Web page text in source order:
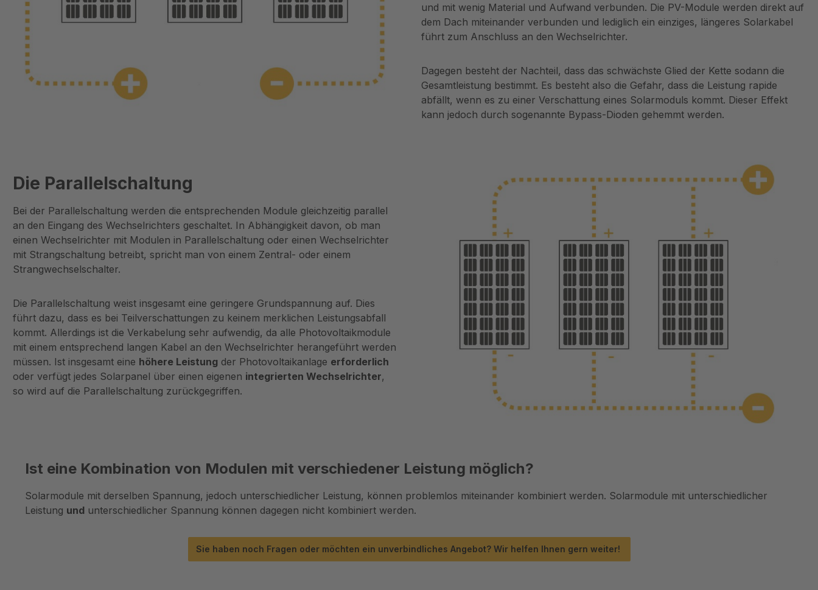
und mit wenig Material und Aufwand verbunden. Die PV-Module werden direkt auf
dem Dach miteinander verbunden und lediglich ein einziges, längeres Solarkabel
führt zum Anschluss an den Wechselrichter.
Dagegen besteht der Nachteil, dass das schwächste Glied der Kette sodann die
Gesamtleistung bestimmt. Es besteht also die Gefahr, dass die Leistung rapide
abfällt, wenn es zu einer Verschattung eines Solarmoduls kommt. Dieser Effekt
kann jedoch durch sogenannte Bypass-Dioden gehemmt werden.
Die Parallelschaltung
Bei der Parallelschaltung werden die entsprechenden Module gleichzeitig parallel
an den Eingang des Wechselrichters geschaltet. In Abhängigkeit davon, ob man
einen Wechselrichter mit Modulen in Parallelschaltung oder einen Wechselrichter
mit Strangschaltung betreibt, spricht man von einem Zentral- oder einem
Strangwechselschalter.
Die Parallelschaltung weist insgesamt eine geringere Grundspannung auf. Dies
führt dazu, dass es bei Teilverschattungen zu keinem merklichen Leistungsabfall
kommt. Allerdings ist die Verkabelung sehr aufwendig, da alle Photovoltaikmodule
mit einem entsprechend langen Kabel an den Wechselrichter herangeführt werden
müssen. Ist insgesamt eine höhere Leistung der Photovoltaikanlage erforderlich
oder verfügt jedes Solarpanel über einen eigenen integrierten Wechselrichter,
so wird auf die Parallelschaltung zurückgegriffen.
Ist eine Kombination von Modulen mit verschiedener Leistung möglich?
Solarmodule mit derselben Spannung, jedoch unterschiedlicher Leistung, können problemlos miteinander kombiniert werden. Solarmodule mit unterschiedlicher
Leistung und unterschiedlicher Spannung können dagegen nicht kombiniert werden.
Sie haben noch Fragen oder möchten ein unverbindliches Angebot? Wir helfen Ihnen gern weiter!